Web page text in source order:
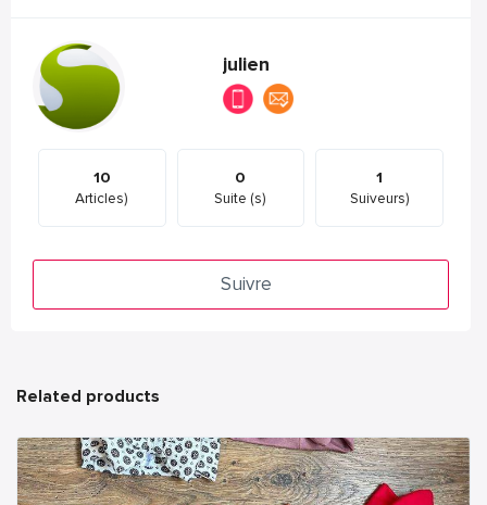
julien
10
Articles)
0
Suite (s)
1
Suiveurs)
Suivre
Related products